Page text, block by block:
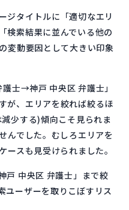
ジタイトルに「適切なエリ
検索結果に並んでいる他の
変動要因として大きい印象
士→神戸 中央区 弁護士」
が、エリアを絞れば絞るほ
少する)傾向こそ見られま
んでした。むしろエリアを
ースも見受けられました。
戸 中央区 弁護士」まで絞
ユーザーを取りこぼすリス